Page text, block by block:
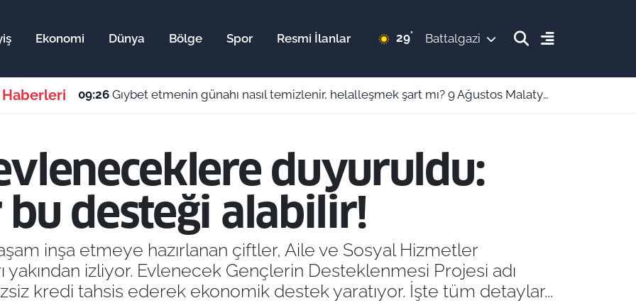
Ekonomi Dünya Bölge Spor Resmi İlanlar 29° Battalgazi
Haberleri 09:26 Gıybet etmenin günahı nasıl temizlenir, helalleşmek şart mı? 9 Ağustos Malatya ezan vakitleri
duyuruldu:
desteği alabilir!
inşa etmeye hazırlanan çiftler, Aile ve Sosyal Hizmetler
yakından izliyor. Evlenecek Gençlerin Desteklenmesi Projesi adı
kredi tahsis ederek ekonomik destek yaratıyor. İşte tüm detaylar...